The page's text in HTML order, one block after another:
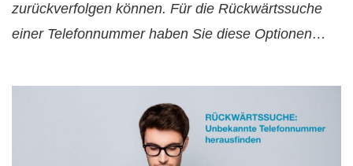
zurückverfolgen können. Für die Rückwärtssuche
einer Telefonnummer haben Sie diese Optionen…